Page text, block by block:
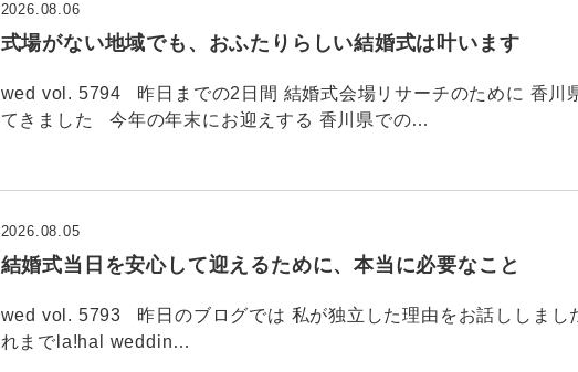
式場がない地域でも、おふたりらしい結婚式は叶います
2026.08.06
wed vol. 5794 昨日までの2日間 結婚式会場リサーチのために 香川
てきました 今年の年末にお迎えする 香川県での…
結婚式当日を安心して迎えるために、本当に必要なこと
2026.08.05
wed vol. 5793 昨日のブログでは 私が独立した理由をお話ししまし
れまでla!hal weddin…